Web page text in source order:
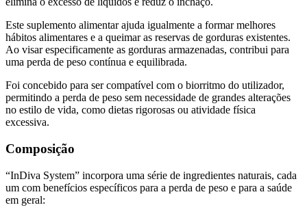
Este suplemento alimentar ajuda igualmente a formar melhores
hábitos alimentares e a queimar as reservas de gorduras existentes.
Ao visar especificamente as gorduras armazenadas, contribui para
uma perda de peso contínua e equilibrada.
Foi concebido para ser compatível com o biorritmo do utilizador,
permitindo a perda de peso sem necessidade de grandes alterações
no estilo de vida, como dietas rigorosas ou atividade física
excessiva.
Composição
“InDiva System” incorpora uma série de ingredientes naturais, cada
um com benefícios específicos para a perda de peso e para a saúde
em geral: